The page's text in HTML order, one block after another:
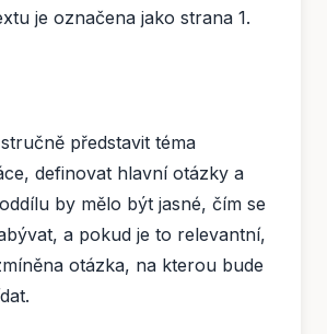
je označena jako strana 1.
představit téma
definovat hlavní otázky a
by mělo být jasné, čím se
a pokud je to relevantní,
otázka, na kterou bude